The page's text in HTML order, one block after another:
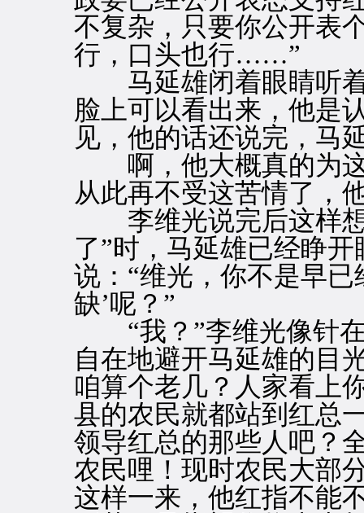
不复杂，只要你公开表
行，口头也行……”
马延雄闭着眼睛听着
脸上可以看出来，他是
见，他的话还说完，马
啊，他大概真的为这
从此再不受这苦情了，
李维光说完后这样想
了”时，马延雄已经睁
说：“维光，你不是早
缺’呢？”
“我？”李维光像针在
自在地避开马延雄的目
咱算个老几？人家看上
县的农民就都站到红总
领导红总的那些人吧？
农民哩！现时农民大部
这样一来，他红指不能